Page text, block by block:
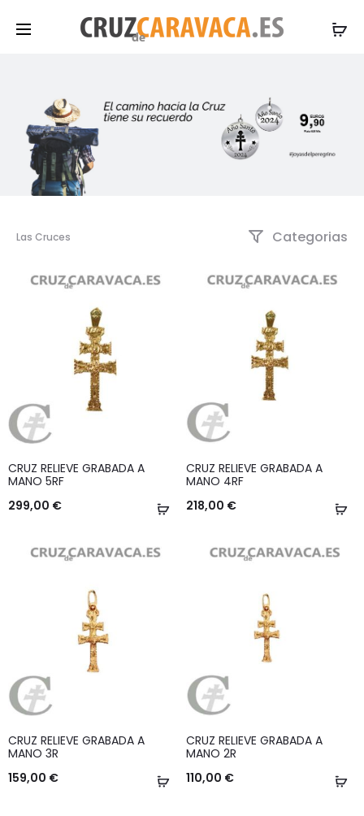
Las Cruces Categorias
Añadir
CRUZ RELIEVE GRABADA A
MANO 5RF
299,00 €
CRUZ RELIEVE GRABADA A
MANO 4RF
218,00 €
Añadir
CRUZ RELIEVE GRABADA A
MANO 3R
159,00 €
CRUZ RELIEVE GRABADA A
MANO 2R
110,00 €